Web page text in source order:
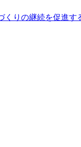
りの継続を促進